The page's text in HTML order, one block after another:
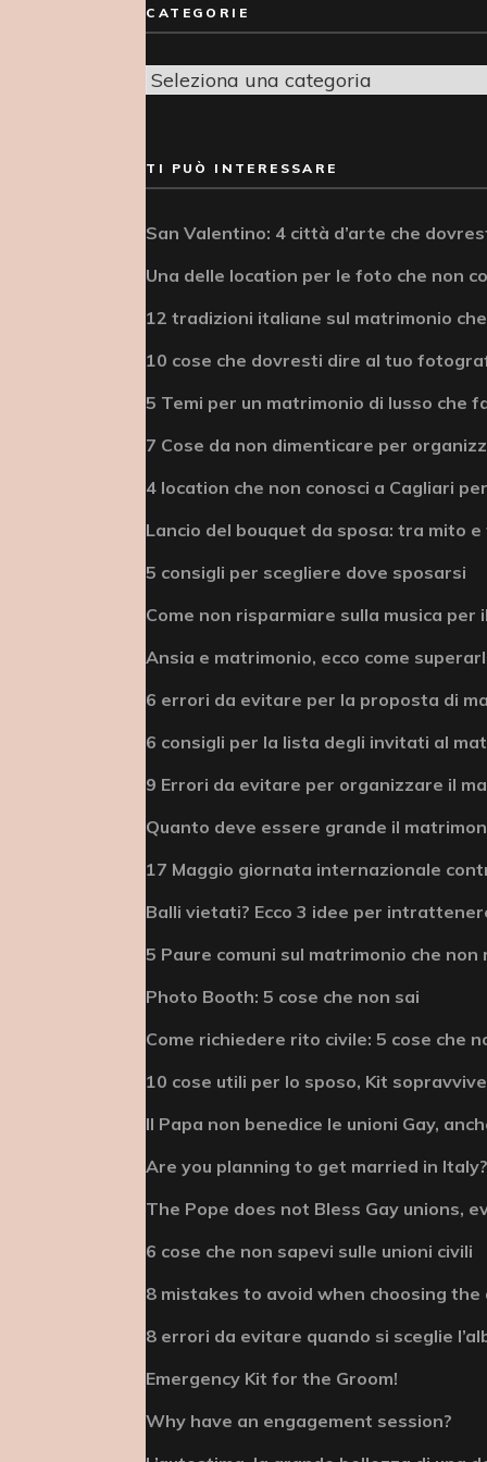
CATEGORIE
Categorie
TI PUÒ INTERESSARE
San Valentino: 4 città d’arte che
Una delle location per le foto che non
12 tradizioni italiane sul matrimonio
10 cose che dovresti dire al tuo
5 Temi per un matrimonio di lusso che
7 Cose da non dimenticare per
4 location che non conosci a Cagliari
Lancio del bouquet da sposa: tra mito e
5 consigli per scegliere dove sposarsi
Come non risparmiare sulla musica per
Ansia e matrimonio, ecco come
6 errori da evitare per la proposta di
6 consigli per la lista degli invitati al
9 Errori da evitare per organizzare il
Quanto deve essere grande il
17 Maggio giornata internazionale
Balli vietati? Ecco 3 idee per
5 Paure comuni sul matrimonio che
Photo Booth: 5 cose che non sai
Come richiedere rito civile: 5 cose che
10 cose utili per lo sposo, Kit
Il Papa non benedice le unioni Gay,
Are you planning to get married in
The Pope does not Bless Gay unions,
6 cose che non sapevi sulle unioni civili
8 mistakes to avoid when choosing the
8 errori da evitare quando si sceglie
Emergency Kit for the Groom!
Why have an engagement session?